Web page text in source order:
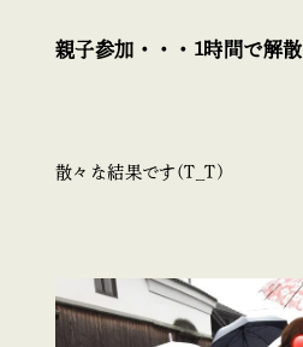
親子参加・・・1時間で解散
散々な結果です(T_T)